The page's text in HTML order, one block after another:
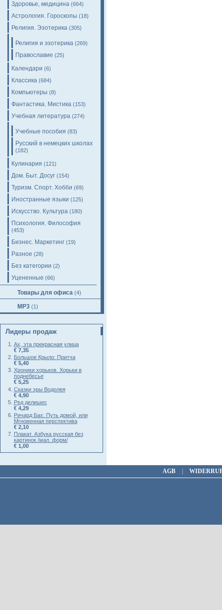
Здоровье, медицина (664)
Астрология. Гороскопы (18)
Религия. Эзотерика (305)
Религия и эзотерика (269)
Православие (25)
Календари (6)
Классика (684)
Компьютеры (8)
Фантастика. Мистика (153)
Учебная литература (274)
Учебные пособия (83)
Русский в немецких школах
(182)
Кулинария (121)
Дом. Быт. Досуг (154)
Туризм. Спорт. Хобби (69)
Иностранные языки (125)
Искусство. Культура (180)
Психология. Философия
(453)
Бизнес. Маркетинг (19)
Разное (28)
Без категории (2)
Уцененные (66)
Товары для офиса (4)
MP3 (1)
Лидеры продаж
Ах, эта прекрасная улица
€ 7,35
Большое Крыло: Притча
€ 5,40
Хроники хорьков. Хорьки в
поднебесье
€ 5,25
Сказки эры Водолея
€ 4,90
Ред делишес
€ 4,29
Ричард Бах: Путь домой, или
Мгновенная перспектива
€ 2,10
Плакат. Азбука русская без
картинок /мал. форм/
€ 1,00
AGB